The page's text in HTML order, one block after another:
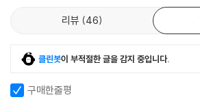
지금 이 순간의 삶을 사랑하는 법을 배워야 한다.
는 우리에게 가장 절실한 ‘진보’이자, 긴 세월 지
얻은 행복의 정답이었다.
“지금의 방향이 우리 자신을 불행하게 만들고 있
뒤로 돌아 올바른 길을 향해 되돌아가는 것이야
리뷰 46
클린봇이 부적절한 글을 감지 중입니다.
구매한줄평